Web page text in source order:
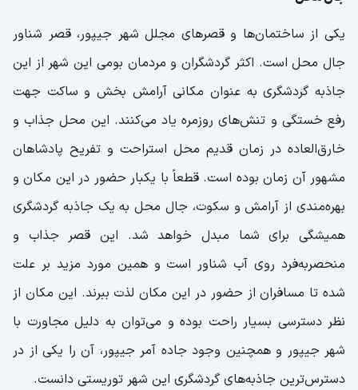
یکی از ساختمان‌ها و قصر‌های مجلل شهر جیپور، قصر شناور
جال محل است. اکثر گردشگران و مردمان بومی این شهر از این
جاذبه گردشگری به عنوان مکانی آرامش بخش و ساکت جهت
رفع خستگی و تنش‌های روزمره یاد می‌کنند. این محل جذاب و
خارق‌العاده در زمان قدیم محل استراحت و تفریح پادشاهان
مشهور آن زمان بوده است. قطعاً با یکبار حضور در این مکان و
بهره‌مندی از آرامش و سکوت، جال محل به یک جاذبه گردشگری
همیشگی برای شما مبدل خواهد شد. این قصر جذاب و
منحصر‌به‌فرد روی آب شناور است و همین مورد مزید بر علت
شده تا مسافران از حضور در این مکان لذت ببرند. این مکان از
نظر دسترسی بسیار راحت بوده و می‌توان به دلیل مجاورت با
شهر جیپور و همچنین وجود جاده آمر جیپور، آن را یکی از در
دسترس‌ترین جاذبه‌های گردشگری این شهر توریستی دانست.